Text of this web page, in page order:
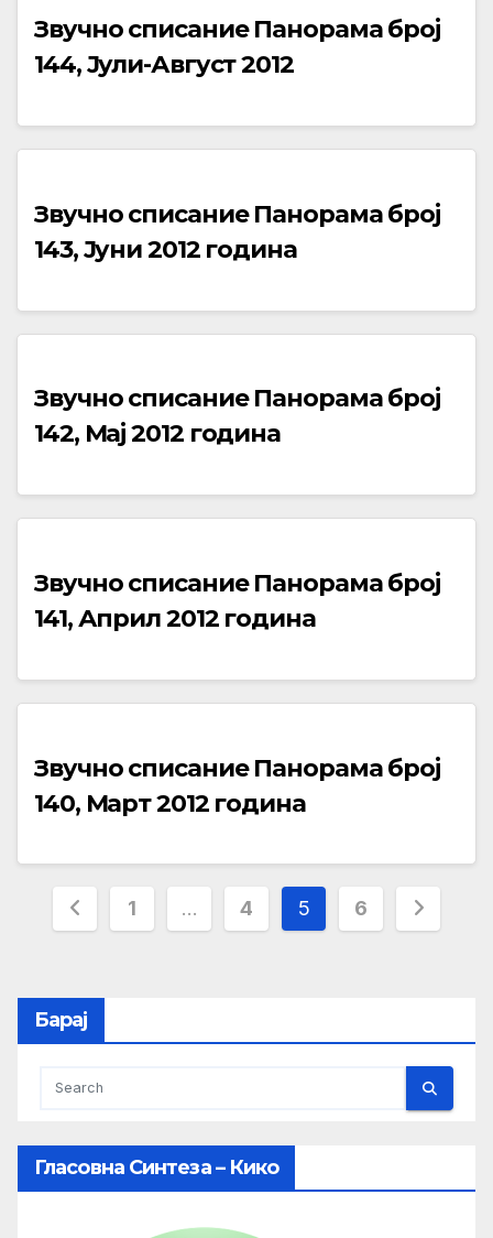
Звучно списание Панорама број
144, Јули-Август 2012
Звучно списание Панорама број
143, Јуни 2012 година
Звучно списание Панорама број
142, Мај 2012 година
Звучно списание Панорама број
141, Април 2012 година
Звучно списание Панорама број
140, Март 2012 година
Posts
1 … 4 5 6
Барај
Гласовна Синтеза – Кико